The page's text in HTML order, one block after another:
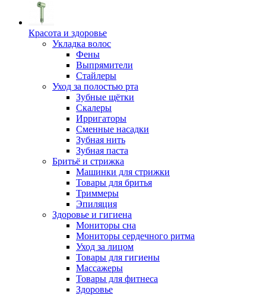
Красота и здоровье
Укладка волос
Фены
Выпрямители
Стайлеры
Уход за полостью рта
Зубные щётки
Скалеры
Ирригаторы
Сменные насадки
Зубная нить
Зубная паста
Бритьё и стрижка
Машинки для стрижки
Товары для бритья
Триммеры
Эпиляция
Здоровье и гигиена
Мониторы сна
Мониторы сердечного ритма
Уход за лицом
Товары для гигиены
Массажеры
Товары для фитнеса
Здоровье